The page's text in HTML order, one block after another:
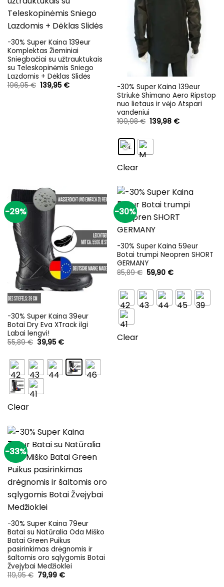
-30% Super Kaina 139eur
Komplektas Žieminiai
Sniegbačiai su užtrauktukais
su Teleskopinėmis Sniego
Lazdomis + Dėklas Slidės
196,95€ Original
price
139,95 €Current
-30% Super Kaina 139eur
Striukė Shimano Aero Ripstop
nuo lietaus ir vėjo Atspari
vandeniui
199,98€ Original
price
199,98 €.
139,98 €Current
Clear
-29%
-30% Super Kaina 39eur
Botai Dry Eva XTrack ilgi
Labai lengvi!
55,89€ Original
price
55,89 €.
39,95 €Current
39,95 €.
Clear
-30%
-30% Super Kaina 59eur
Botai trumpi Neopren SHORT
GERMANY
85,89€ Original
price
85,89 €.
59,90 €Current
59,90 €.
Clear
-33%
-30% Super Kaina 79eur
Batai su Natūralia Oda Miško
Batai Green Puikus
pasirinkimas drėgnomis ir
šaltomis oro sąlygomis Botai
Žvejybai Medžioklei
119,95€ Original
price
79,99 €Current